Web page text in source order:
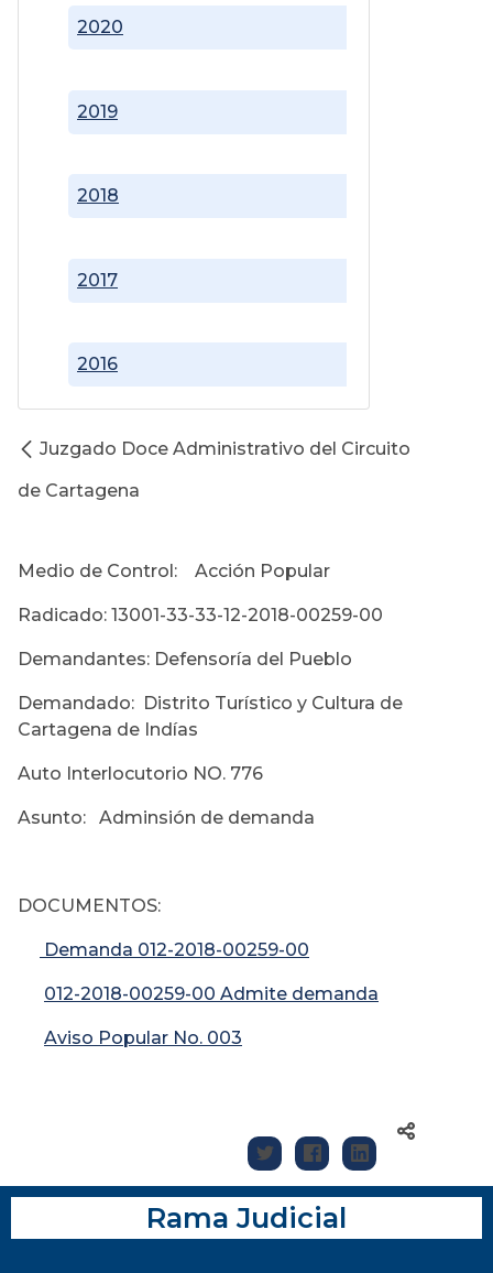
2016
2017
2018
2019
2020
Juzgado Doce Administrativo del Circuito
de Cartagena
Medio de Control: Acción Popular
Radicado: 13001-33-33-12-2018-00259-00
Demandantes: Defensoría del Pueblo
Demandado: Distrito Turístico y Cultura de
Cartagena de Indías
Auto Interlocutorio NO. 776
Asunto: Adminsión de demanda
DOCUMENTOS:
Demanda 012-2018-00259-00
012-2018-00259-00 Admite demanda
Aviso Popular No. 003
Rama Judicial